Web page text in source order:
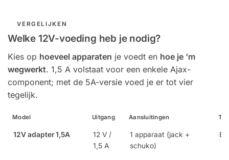
VERGELIJKEN
Welke 12V-voeding heb je nodig?
Kies op hoeveel apparaten je voedt en hoe je ‘m
wegwerkt. 1,5 A volstaat voor een enkele Ajax-
component; met de 5A-versie voed je er tot vier
tegelijk.
Model Uitgang Aansluitingen
12V adapter 1,5A
12 V /
1,5 A
1 apparaat (jack +
schuko)